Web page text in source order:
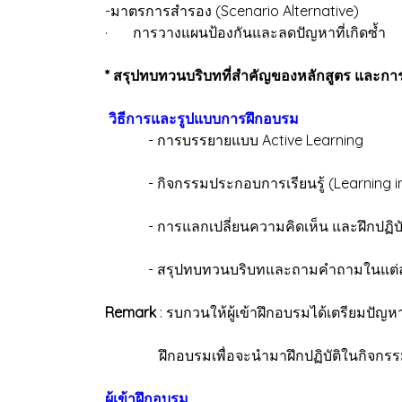
-มาตรการสำรอง (Scenario
· การวางแผนป้องกันและลดปัญหาที่เกิดซ้ำ
* สรุปทบทวนบริบทที่สำคัญของหลักสูตร และกา
วิธีการและรูปแบบการฝึกอบรม
- การบรรยายแบบ Active Learning
- กิจกรรมประกอบการเรียนรู้ (Learning
- การแลกเปลี่ยนความคิดเห็น และฝึกปฏิบั
- สรุปทบทวนบริบทและถามคำถามในแต่ล
Remark: รบกวนให้ผู้เข้าฝึกอบรมได้เตรียมปัญ
ฝึกอบรมเพื่อจะนำมาฝึกปฏิบัติในกิจกรร
ผู้เข้าฝึกอบรม